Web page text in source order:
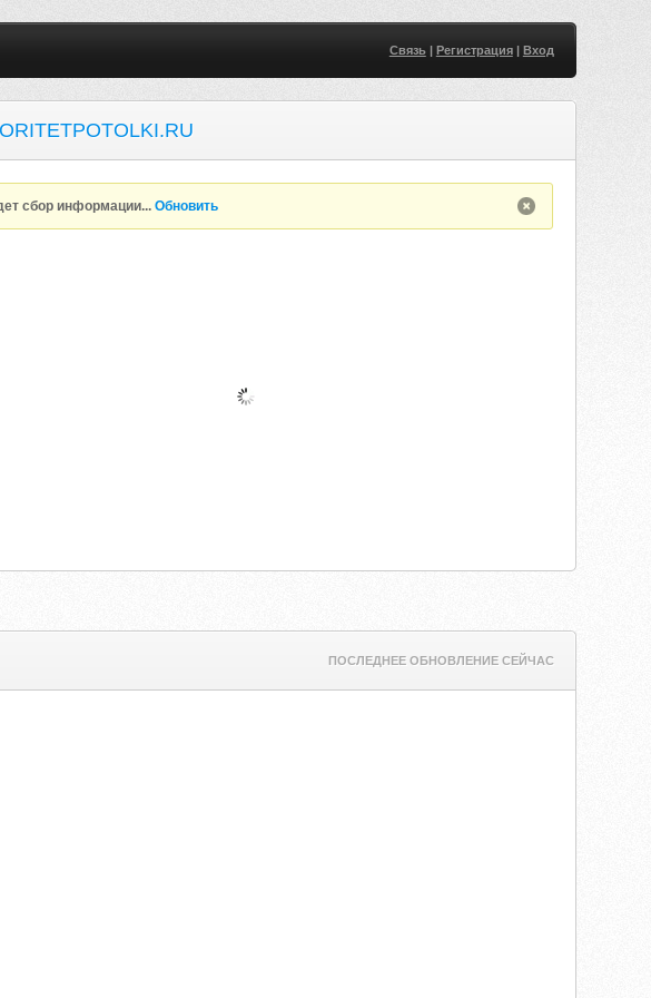
Связь| Регистрация| Вход
сбор информации...Обновить
ПОСЛЕДНЕЕ ОБНОВЛЕНИЕ СЕЙЧАС